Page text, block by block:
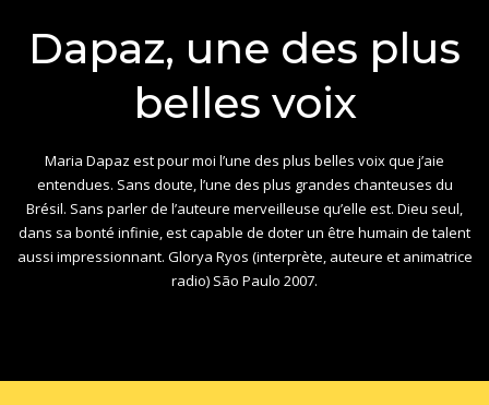
Dapaz, une des plus
belles voix
Maria Dapaz est pour moi l’une des plus belles voix que j’aie
entendues. Sans doute, l’une des plus grandes chanteuses du
Brésil. Sans parler de l’auteure merveilleuse qu’elle est. Dieu seul,
dans sa bonté infinie, est capable de doter un être humain de talent
aussi impressionnant. Glorya Ryos (interprète, auteure et animatrice
radio) São Paulo 2007.